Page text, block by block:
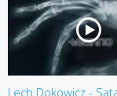
Lech Dokowicz -